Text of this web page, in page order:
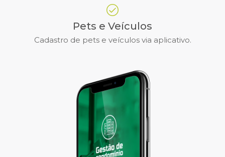
Pets e Veículos
Cadastro de pets e veículos via aplicativo.